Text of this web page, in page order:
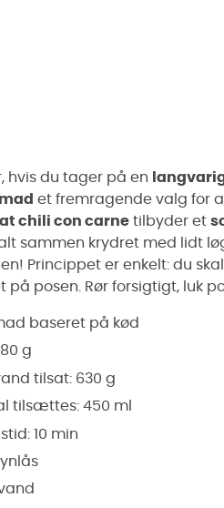
hvis du tager på en
et fremragende valg for
chili con carne tilbyder et
sammen krydret med lidt
Princippet er enkelt: du
på posen. Rør forsigtigt, luk
baseret på kød
g
tilsat: 630 g
tilsættes: 450 ml
10 min